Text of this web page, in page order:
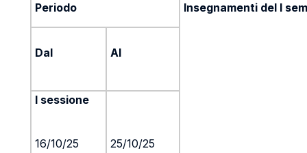
Periodo
Insegnamenti del I
Dal Al
I sessione
16/10/25 25/10/25